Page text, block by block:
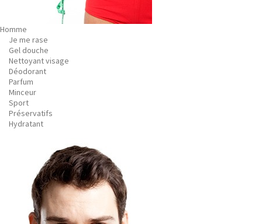
Homme
Je me rase
Gel douche
Nettoyant visage
Déodorant
Parfum
Minceur
Sport
Préservatifs
Hydratant